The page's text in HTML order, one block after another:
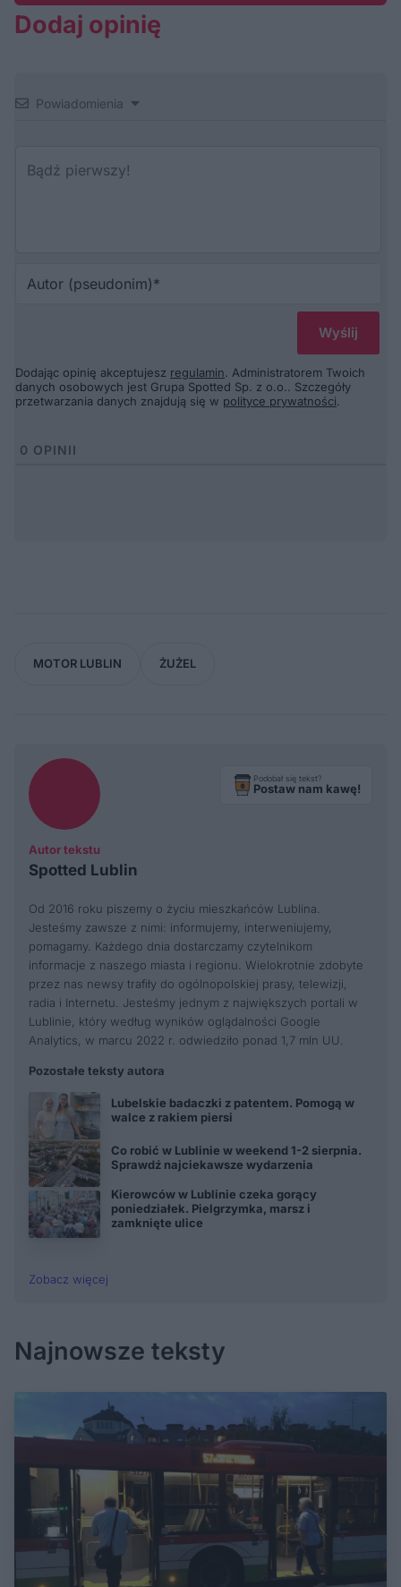
Dodaj opinię
Powiadomienia
Dodając opinię akceptujesz regulamin. Administratorem Twoich
danych osobowych jest Grupa Spotted Sp. z o.o.. Szczegóły
przetwarzania danych znajdują się w polityce prywatności.
0 OPINII
MOTOR LUBLIN ŻUŻEL
Autor tekstu
Spotted Lublin
Podobał się tekst?
Postaw nam kawę!
Od 2016 roku piszemy o życiu mieszkańców Lublina.
Jesteśmy zawsze z nimi: informujemy, interweniujemy,
pomagamy. Każdego dnia dostarczamy czytelnikom
informacje z naszego miasta i regionu. Wielokrotnie zdobyte
przez nas newsy trafiły do ogólnopolskiej prasy, telewizji,
radia i Internetu. Jesteśmy jednym z największych portali w
Lublinie, który według wyników oglądalności Google
Analytics, w marcu 2022 r. odwiedziło ponad 1,7 mln UU.
Pozostałe teksty autora
Lubelskie badaczki z patentem. Pomogą w
walce z rakiem piersi
Co robić w Lublinie w weekend 1-2 sierpnia.
Sprawdź najciekawsze wydarzenia
Kierowców w Lublinie czeka gorący
poniedziałek. Pielgrzymka, marsz i
zamknięte ulice
Zobacz więcej
Najnowsze teksty